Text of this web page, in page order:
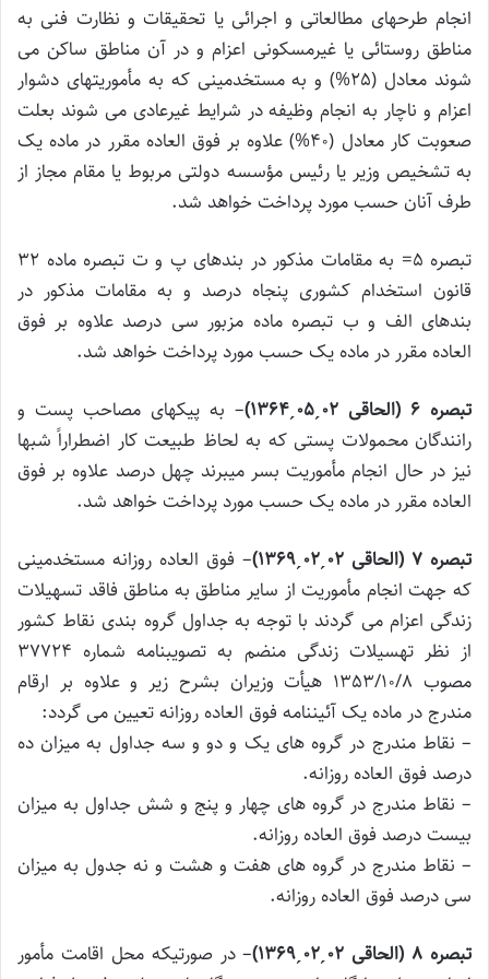
انجام طرحهای مطالعاتی و اجرائی یا تحقیقات و نظارت فنی به
مناطق روستائی یا غیرمسکونی اعزام و در آن مناطق ساکن می
شوند معادل (25%) و به مستخدمینی که به مأموریتهای دشوار
اعزام و ناچار به انجام وظیفه در شرایط غیرعادی می شوند بعلت
صعوبت کار معادل (40%) علاوه بر فوق العاده مقرر در ماده یک
به تشخیص وزیر یا رئیس مؤسسه دولتی مربوط یا مقام مجاز از
طرف آنان حسب مورد پرداخت خواهد شد.
تبصره 5= به مقامات مذکور در بندهای پ و ت تبصره ماده 32
قانون استخدام کشوری پنجاه درصد و به مقامات مذکور در
بندهای الف و ب تبصره ماده مزبور سی درصد علاوه بر فوق
العاده مقرر در ماده یک حسب مورد پرداخت خواهد شد.
تبصره 6 (الحاقی 02 ˏ
05
ˏ
1364) – به پیکهای مصاحب پست و
رانندگان محمولات پستی که به لحاظ طبیعت کار اضطراراً شبها
نیز در حال انجام مأموریت بسر میبرند چهل درصد‌ علاوه بر فوق
‌العاده مقرر در ماده یک حسب مورد پرداخت خواهد شد.
تبصره 7 (الحاقی 02 ˏ
02
ˏ
1369) – فوق العاده روزانه مستخدمینی
که جهت انجام مأموریت از سایر مناطق به مناطق فاقد تسهیلات
زندگی اعزام می گردند با توجه به جداول گروه بندی نقاط کشور
از نظر تهسیلات زندگی منضم به تصویبنامه شماره 37724
مصوب 1353/10/8 هیأت وزیران بشرح زیر و علاوه بر ارقام
مندرج در ماده یک آئیننامه فوق العاده روزانه تعیین می گردد:
– نقاط مندرج در گروه های یک و دو و سه جداول به میزان ده
درصد فوق العاده روزانه.
– نقاط مندرج در گروه های چهار و پنج و شش جداول به میزان
بیست درصد فوق العاده روزانه.
– نقاط مندرج در گروه های هفت و هشت و نه جدول به میزان
سی درصد فوق العاده روزانه.
تبصره 8 (الحاقی 02 ˏ
02
ˏ
1369)– در صورتیکه محل اقامت مأمور